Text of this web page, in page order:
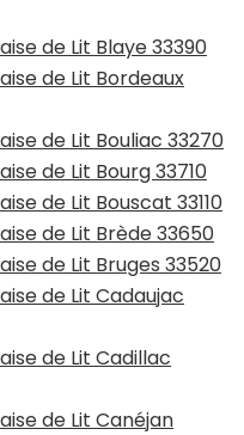
de Lit Blaye 33390
de Lit Bordeaux
de Lit Bouliac 33270
de Lit Bourg 33710
de Lit Bouscat 33110
de Lit Brède 33650
de Lit Bruges 33520
de Lit Cadaujac
de Lit Cadillac
de Lit Canéjan